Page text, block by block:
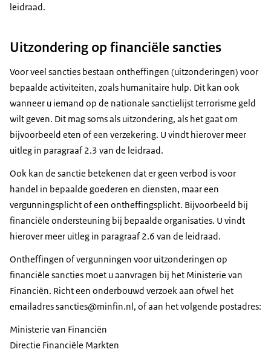
leidraad.
Uitzondering op financiële sancties
Voor veel sancties bestaan ontheffingen (uitzonderingen) voor
bepaalde activiteiten, zoals humanitaire hulp. Dit kan ook
wanneer u iemand op de nationale sanctielijst terrorisme geld
wilt geven. Dit mag soms als uitzondering, als het gaat om
bijvoorbeeld eten of een verzekering. U vindt hierover meer
uitleg in paragraaf 2.3 van de leidraad.
Ook kan de sanctie betekenen dat er geen verbod is voor
handel in bepaalde goederen en diensten, maar een
vergunningsplicht of een ontheffingsplicht. Bijvoorbeeld bij
financiële ondersteuning bij bepaalde organisaties. U vindt
hierover meer uitleg in paragraaf 2.6 van de leidraad.
Ontheffingen of vergunningen voor uitzonderingen op
financiële sancties moet u aanvragen bij het Ministerie van
Financiën. Richt een onderbouwd verzoek aan ofwel het
emailadres sancties@minfin.nl, of aan het volgende postadres:
Ministerie van Financiën
Directie Financiële Markten